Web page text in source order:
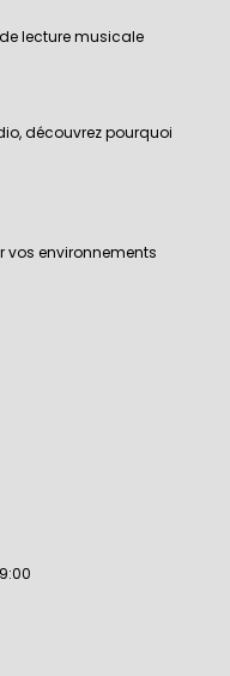
lecture musicale
découvrez pourquoi
vos environnements